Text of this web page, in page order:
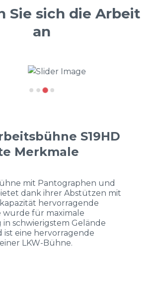
Sie sich die Arbeit
an
S19HD
Merkmale
mit Pantographen und
dank ihrer Abstützen mit
hervorragende
wurde für maximale
schwierigstem Gelände
eine hervorragende
LKW-Bühne.